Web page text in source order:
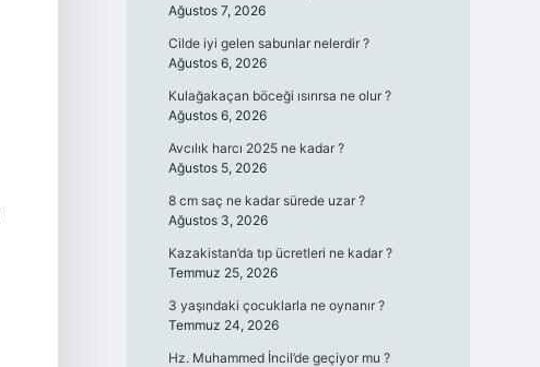
Ağustos 7, 2026
Cilde iyi gelen sabunlar nelerdir ?
Ağustos 6, 2026
Kulağakaçan böceği ısırırsa ne olur ?
Ağustos 6, 2026
Avcılık harcı 2025 ne kadar ?
Ağustos 5, 2026
8 cm saç ne kadar sürede uzar ?
Ağustos 3, 2026
Kazakistan’da tıp ücretleri ne kadar ?
Temmuz 25, 2026
3 yaşındaki çocuklarla ne oynanır ?
Temmuz 24, 2026
Hz. Muhammed İncil’de geçiyor mu ?